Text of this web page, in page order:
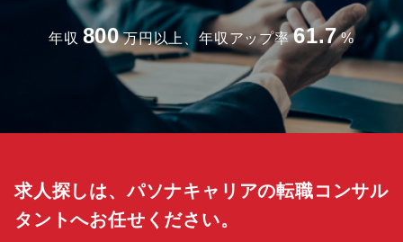
年収 800 万円以上、年収アップ率 61.7 %
求人探しは、パソナキャリアの転職コンサル
タントへお任せください。